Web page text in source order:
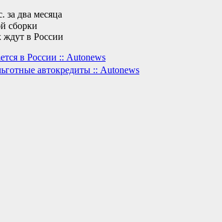
за два месяца
сборки
ждут в России
в России :: Autonews
автокредиты :: Autonews